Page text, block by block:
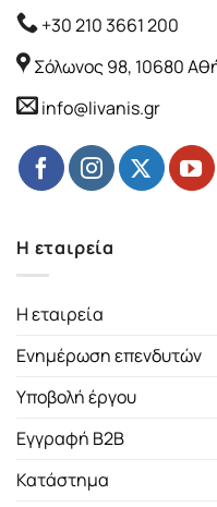
+30 210 3661 200
Σόλωνος 98, 10680
info@livanis.gr
Η εταιρεία
Η εταιρεία
Ενημέρωση επενδυτών
Υποβολή έργου
Εγγραφή B2B
Κατάστημα